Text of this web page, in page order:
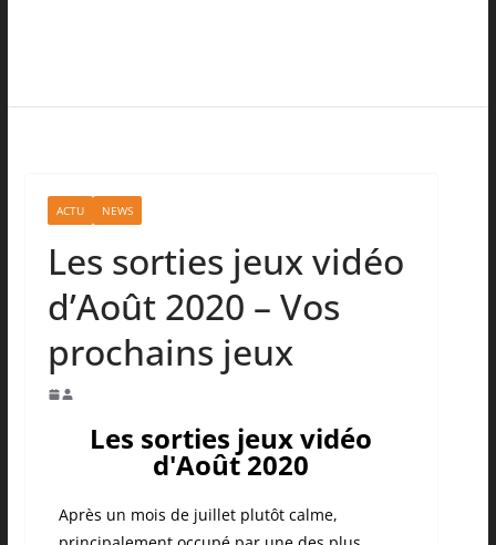
ACTU NEWS
Les sorties jeux vidéo
d’Août 2020 – Vos
prochains jeux
Les sorties jeux vidéo
d'Août 2020
Après un mois de juillet plutôt calme,